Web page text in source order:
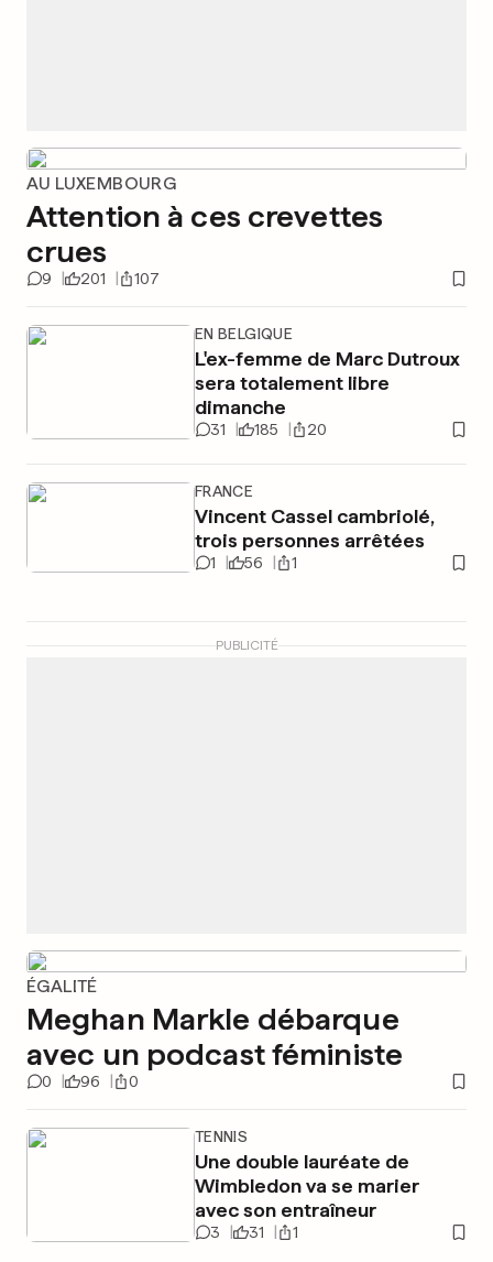
AU LUXEMBOURG
Attention à ces crevettes
crues
9 201 107
EN BELGIQUE
L'ex-femme de Marc Dutroux
sera totalement libre
dimanche
31 185 20
FRANCE
Vincent Cassel cambriolé,
trois personnes arrêtées
1 56 1
PUBLICITÉ
ÉGALITÉ
Meghan Markle débarque
avec un podcast féministe
0 96 0
TENNIS
Une double lauréate de
Wimbledon va se marier
avec son entraîneur
3 31 1